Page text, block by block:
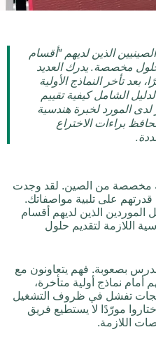
الذين لديهم "أقسام
مخصصة. يدرك العديد
بعد تأخر النماذج الأولية
الشامل كيفية تقييم
المورد لخبرة هندسية
براءات الاختراع
مخصصة من الصين. لقد وجدت
قدرتهم على تلبية مواصفاتك.
الذين لديهم أقسام
اللازمة لتقديم حلول
بصعوبة. فهم يتعاونون مع
أمام نماذج أولية متأخرة،
تفشل في ظروف التشغيل
مورّدًا لا يستطيع فريق
اللازمة.